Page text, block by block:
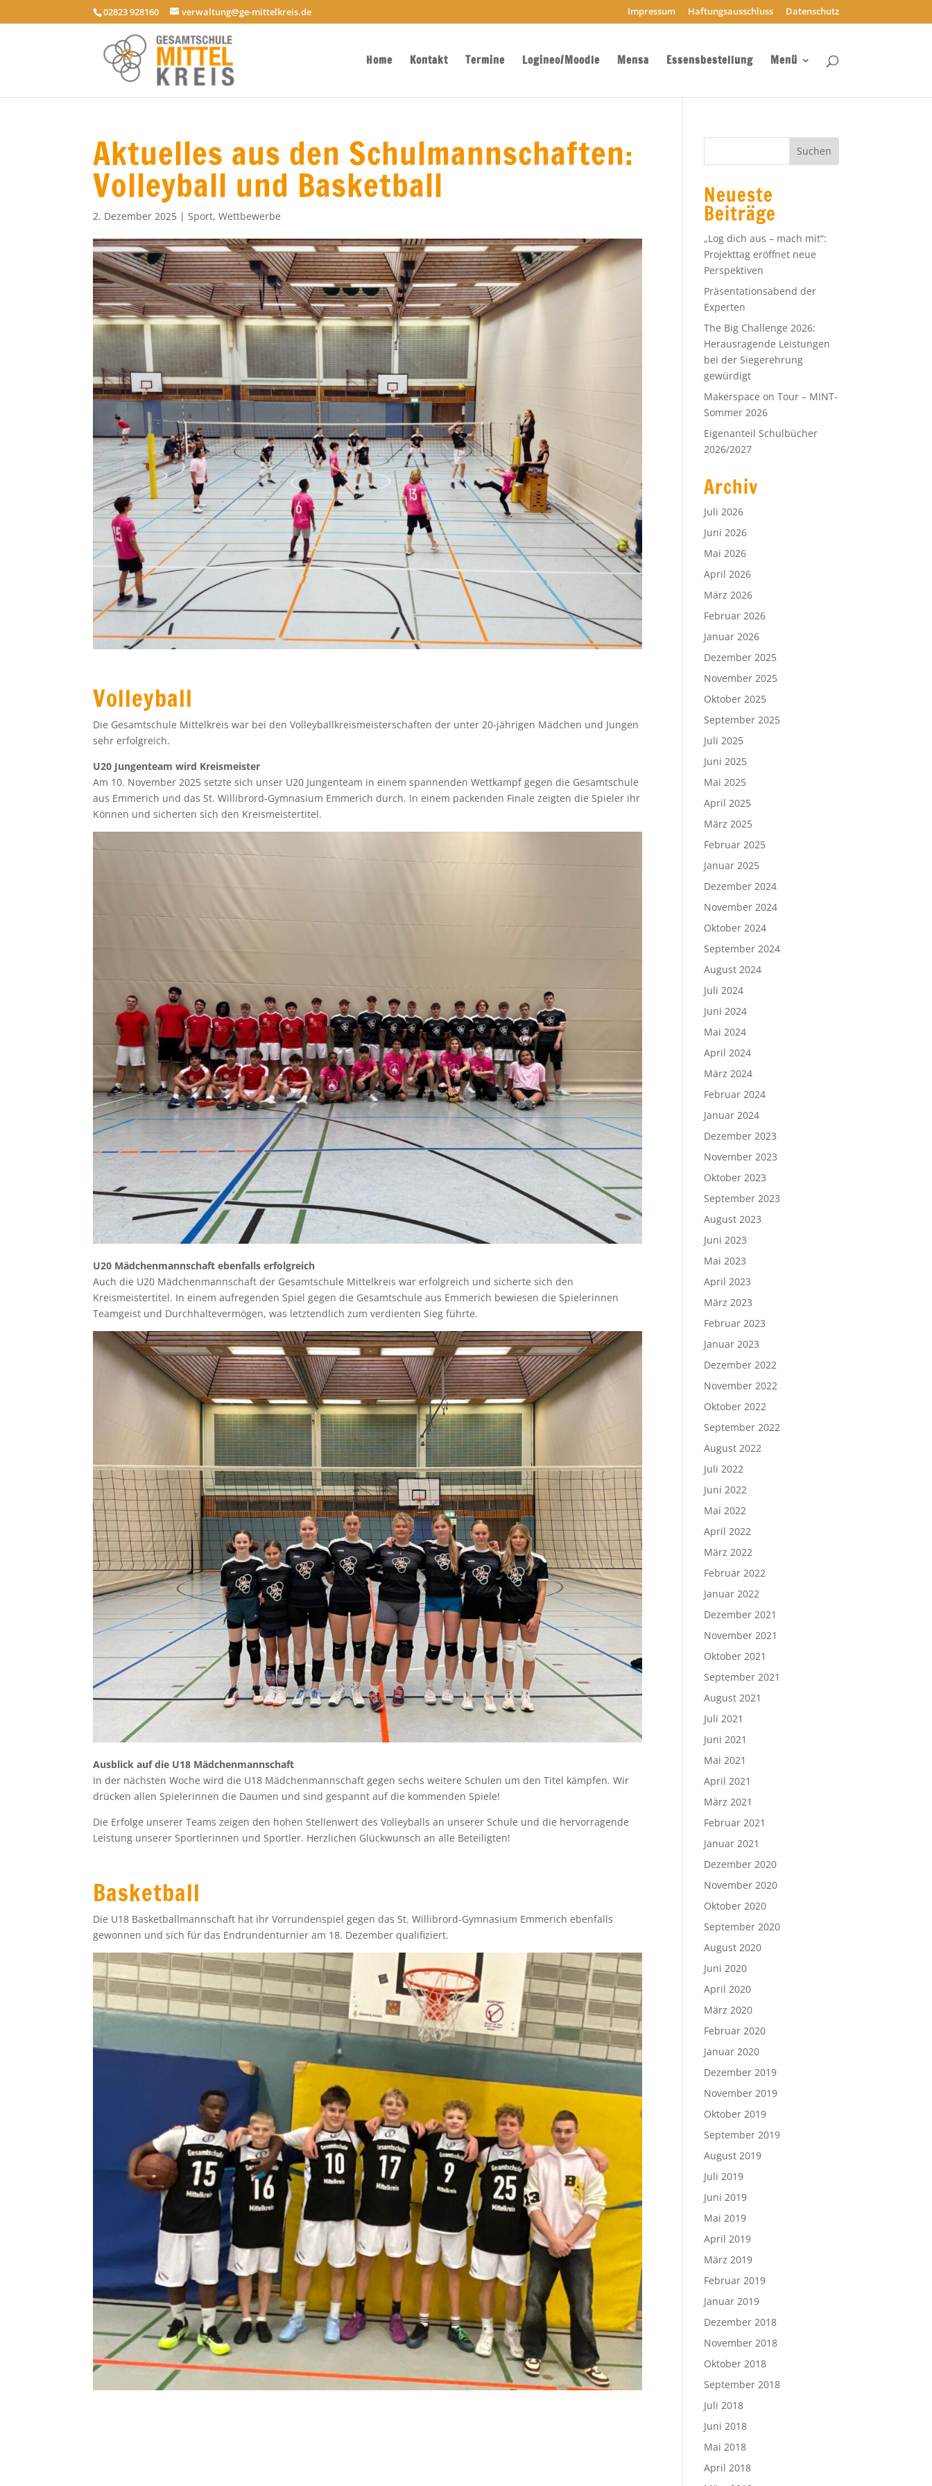
02823 928160 verwaltung@ge-mittelkreis.de Impressum Haftungsausschluss Datenschutz
Home Kontakt Termine Logineo/Moodle Mensa Essensbestellung Menü
Aktuelles aus den Schulmannschaften:
Volleyball und Basketball
2. Dezember 2025 | Sport,Wettbewerbe
Volleyball
Die Gesamtschule Mittelkreis war bei den Volleyballkreismeisterschaften der unter 20-jährigen Mädchen und Jungen
sehr erfolgreich.
U20 Jungenteam wird Kreismeister
Am 10. November 2025 setzte sich unser U20 Jungenteam in einem spannenden Wettkampf gegen die Gesamtschule
aus Emmerich und das St. Willibrord-Gymnasium Emmerich durch. In einem packenden Finale zeigten die Spieler ihr
Können und sicherten sich den Kreismeistertitel.
U20 Mädchenmannschaft ebenfalls erfolgreich
Auch die U20 Mädchenmannschaft der Gesamtschule Mittelkreis war erfolgreich und sicherte sich den
Kreismeistertitel. In einem aufregenden Spiel gegen die Gesamtschule aus Emmerich bewiesen die Spielerinnen
Teamgeist und Durchhaltevermögen, was letztendlich zum verdienten Sieg führte.
Ausblick auf die U18 Mädchenmannschaft
In der nächsten Woche wird die U18 Mädchenmannschaft gegen sechs weitere Schulen um den Titel kämpfen. Wir
drücken allen Spielerinnen die Daumen und sind gespannt auf die kommenden Spiele!
Die Erfolge unserer Teams zeigen den hohen Stellenwert des Volleyballs an unserer Schule und die hervorragende
Leistung unserer Sportlerinnen und Sportler. Herzlichen Glückwunsch an alle Beteiligten!
Basketball
Die U18 Basketballmannschaft hat ihr Vorrundenspiel gegen das St. Willibrord-Gymnasium Emmerich ebenfalls
gewonnen und sich für das Endrundenturnier am 18. Dezember qualifiziert.
Neueste
Beiträge
„Log dich aus – mach mit“:
Projekttag eröffnet neue
Perspektiven
Präsentationsabend der
Experten
The Big Challenge 2026:
Herausragende Leistungen
bei der Siegerehrung
gewürdigt
Makerspace on Tour – MINT-
Sommer 2026
Eigenanteil Schulbücher
2026/2027
Archiv
Juli 2026
Juni 2026
Mai 2026
April 2026
März 2026
Februar 2026
Januar 2026
Dezember 2025
November 2025
Oktober 2025
September 2025
Juli 2025
Juni 2025
Mai 2025
April 2025
März 2025
Februar 2025
Januar 2025
Dezember 2024
November 2024
Oktober 2024
September 2024
August 2024
Juli 2024
Juni 2024
Mai 2024
April 2024
März 2024
Februar 2024
Januar 2024
Dezember 2023
November 2023
Oktober 2023
September 2023
August 2023
Juni 2023
Mai 2023
April 2023
März 2023
Februar 2023
Januar 2023
Dezember 2022
November 2022
Oktober 2022
September 2022
August 2022
Juli 2022
Juni 2022
Mai 2022
April 2022
März 2022
Februar 2022
Januar 2022
Dezember 2021
November 2021
Oktober 2021
September 2021
August 2021
Juli 2021
Juni 2021
Mai 2021
April 2021
März 2021
Februar 2021
Januar 2021
Dezember 2020
November 2020
Oktober 2020
September 2020
August 2020
Juni 2020
April 2020
März 2020
Februar 2020
Januar 2020
Dezember 2019
November 2019
Oktober 2019
September 2019
August 2019
Juli 2019
Juni 2019
Mai 2019
April 2019
März 2019
Februar 2019
Januar 2019
Dezember 2018
November 2018
Oktober 2018
September 2018
Juli 2018
Juni 2018
Mai 2018
April 2018